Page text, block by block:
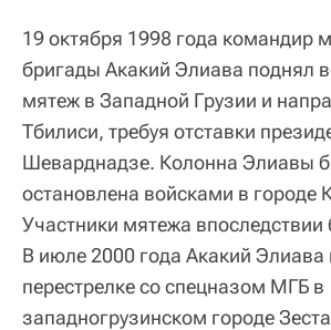
19 октября 1998 года командир
бригады Акакий Элиава поднял
мятеж в Западной Грузии и
Тбилиси, требуя отставки
Шеварднадзе. Колонна Элиавы
остановлена войсками в городе
Участники мятежа
В июле 2000 года Акакий Элиава
перестрелке со спецназом МГБ в
западногрузинском городе